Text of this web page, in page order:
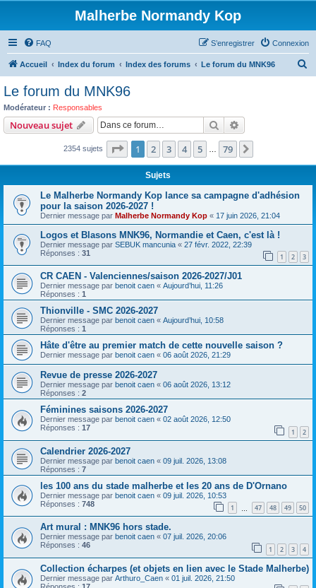
Malherbe Normandy Kop
FAQ Connexion
S’enregistrer
Accueil Index du forum Index des forums Le forum du MNK96
c
Le forum du MNK96
Modérateur : Responsables
Nouveau sujet Rechercher
2354 sujets Page 1sur79
1 2 3 4 5 79
Sujets
Le Malherbe Normandy Kop lance sa campagne d'adhésion
pour la saison 2026-2027 !
Dernier message par Malherbe Normandy Kop « 17 juin 2026, 21:04
Logos et Blasons MNK96, Normandie et Caen, c'est là !
Dernier message par SEBUK mancunia « 27 févr. 2022, 22:39
Réponses : 31 1 2 3
CR CAEN - Valenciennes/saison 2026-2027/J01
Dernier message par benoit caen « Aujourd’hui, 11:26
Réponses : 1
Thionville - SMC 2026-2027
Dernier message par benoit caen « Aujourd’hui, 10:58
Réponses : 1
Hâte d'être au premier match de cette nouvelle saison ?
Dernier message par benoit caen « 06 août 2026, 21:29
Revue de presse 2026-2027
Dernier message par benoit caen « 06 août 2026, 13:12
Réponses : 2
Féminines saisons 2026-2027
Dernier message par benoit caen « 02 août 2026, 12:50
Réponses : 17 1 2
Calendrier 2026-2027
Dernier message par benoit caen « 09 juil. 2026, 13:08
Réponses : 7
les 100 ans du stade malherbe et les 20 ans de D'Ornano
Dernier message par benoit caen « 09 juil. 2026, 10:53
Réponses : 748 1 47 48 49 50
Art mural : MNK96 hors stade.
Dernier message par benoit caen « 07 juil. 2026, 20:06
Réponses : 46 1 2 3 4
Collection écharpes (et objets en lien avec le Stade Malherbe)
Dernier message par Arthuro_Caen « 01 juil. 2026, 21:50